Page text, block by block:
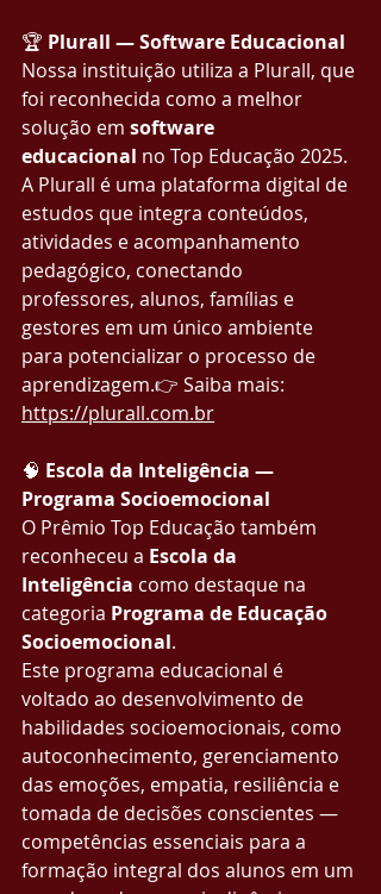
🏆 Plurall — Software Educacional
Nossa instituição utiliza a Plurall, que
foi reconhecida como a melhor
solução em software
educacional no Top Educação 2025.
A Plurall é uma plataforma digital de
estudos que integra conteúdos,
atividades e acompanhamento
pedagógico, conectando
professores, alunos, famílias e
gestores em um único ambiente
para potencializar o processo de
aprendizagem.👉 Saiba mais:
https://plurall.com.br
🧠 Escola da Inteligência —
Programa Socioemocional
O Prêmio Top Educação também
reconheceu a Escola da
Inteligência como destaque na
categoria Programa de Educação
Socioemocional.
Este programa educacional é
voltado ao desenvolvimento de
habilidades socioemocionais, como
autoconhecimento, gerenciamento
das emoções, empatia, resiliência e
tomada de decisões conscientes —
competências essenciais para a
formação integral dos alunos em um